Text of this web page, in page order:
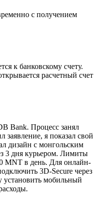
с получением
к банковскому счету.
расчетный счет
Bank. Процесс занял
заявление, я показал свой
дизайн с монгольским
3 дня курьером. Лимиты
MNT в день. Для онлайн-
3D-Secure через
установить мобильный